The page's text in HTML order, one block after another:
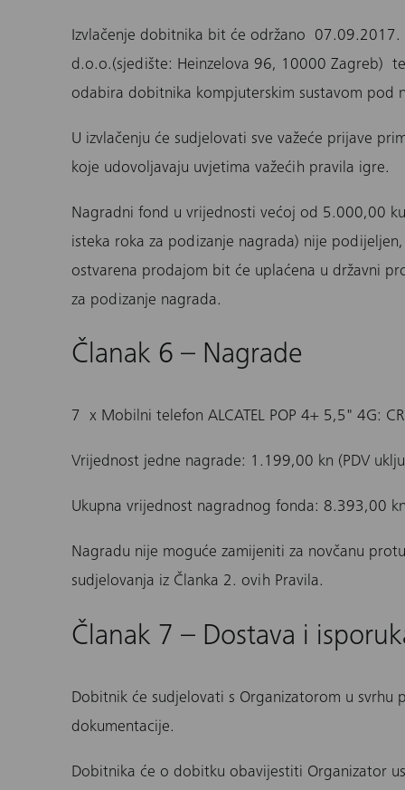
Izvlačenje dobitnika bit će održano
d.o.o.(sjedište: Heinzelova 96, 10000 Zagreb)
odabira dobitnika kompjuterskim sustavom pod
U izvlačenju će sudjelovati sve važeće prijave
koje udovoljavaju uvjetima važećih pravila igre.
Nagradni fond u vrijednosti većoj od 5.000,00
isteka roka za podizanje nagrada) nije
ostvarena prodajom bit će uplaćena u državni
za podizanje nagrada.
Članak 6 – Nagrade
7 x Mobilni telefon ALCATEL POP 4+ 5,5" 4G:
Vrijednost jedne nagrade: 1.199,00 kn (PDV
Ukupna vrijednost nagradnog fonda: 8.393,00
Nagradu nije moguće zamijeniti za novčanu
sudjelovanja iz Članka 2. ovih Pravila.
Članak 7 – Dostava i
Dobitnik će sudjelovati s Organizatorom u
dokumentacije.
Dobitnika će o dobitku obavijestiti Organizator